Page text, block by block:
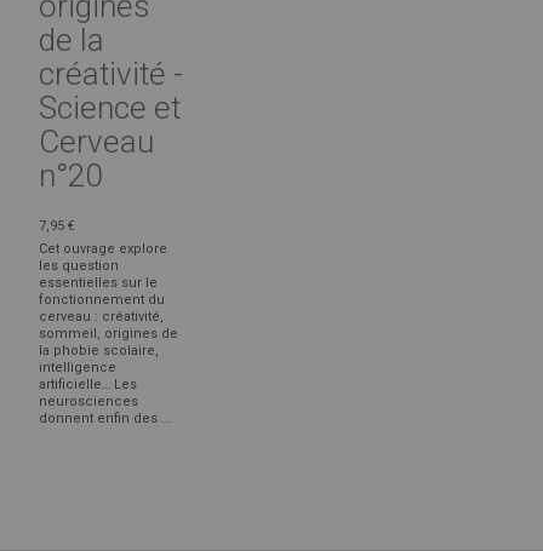
de la
créativité -
Science et
Cerveau
n°20
7,95 €
Cet ouvrage explore
les question
essentielles sur le
fonctionnement du
cerveau : créativité,
sommeil, origines de
la phobie scolaire,
intelligence
artificielle… Les
neurosciences
donnent enfin des ...